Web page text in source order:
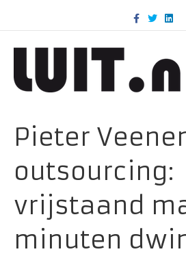
c
k
T
w
i
n
d
Pieter
outsourcing:
vrijstaand
minuten